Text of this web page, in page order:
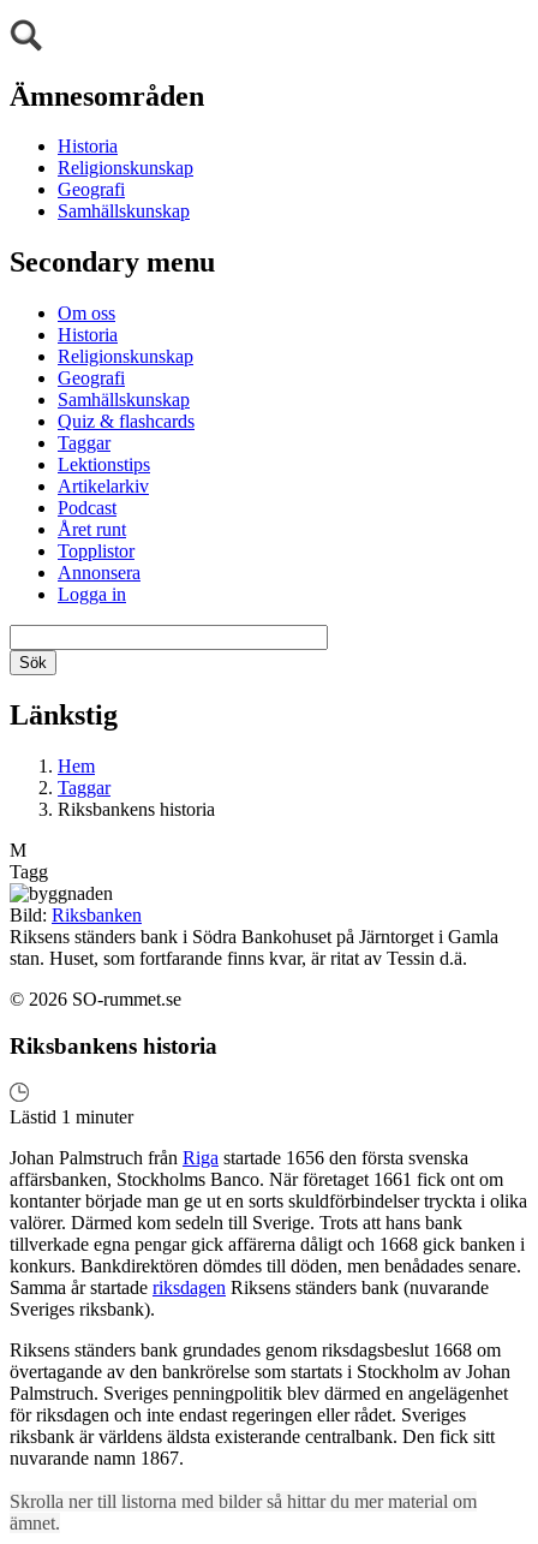
Ämnesområden
Historia
Religionskunskap
Geografi
Samhällskunskap
Secondary menu
Om oss
Historia
Religionskunskap
Geografi
Samhällskunskap
Quiz & flashcards
Taggar
Lektionstips
Artikelarkiv
Podcast
Året runt
Topplistor
Annonsera
Logga in
Länkstig
Hem
Taggar
Riksbankens historia
M
Tagg
Bild: Riksbanken
Riksens ständers bank i Södra Bankohuset på Järntorget i Gamla
stan. Huset, som fortfarande finns kvar, är ritat av Tessin d.ä.
© 2026 SO-rummet.se
Riksbankens historia
Lästid 1 minuter
Johan Palmstruch från Riga startade 1656 den första svenska
affärsbanken, Stockholms Banco. När företaget 1661 fick ont om
kontanter började man ge ut en sorts skuldförbindelser tryckta i olika
valörer. Därmed kom sedeln till Sverige. Trots att hans bank
tillverkade egna pengar gick affärerna dåligt och 1668 gick banken i
konkurs. Bankdirektören dömdes till döden, men benådades senare.
Samma år startade riksdagen Riksens ständers bank (nuvarande
Sveriges riksbank).
Riksens ständers bank grundades genom riksdagsbeslut 1668 om
övertagande av den bankrörelse som startats i Stockholm av Johan
Palmstruch. Sveriges penningpolitik blev därmed en angelägenhet
för riksdagen och inte endast regeringen eller rådet. Sveriges
riksbank är världens äldsta existerande centralbank. Den fick sitt
nuvarande namn 1867.
Skrolla ner till listorna med bilder så hittar du mer material om
ämnet.